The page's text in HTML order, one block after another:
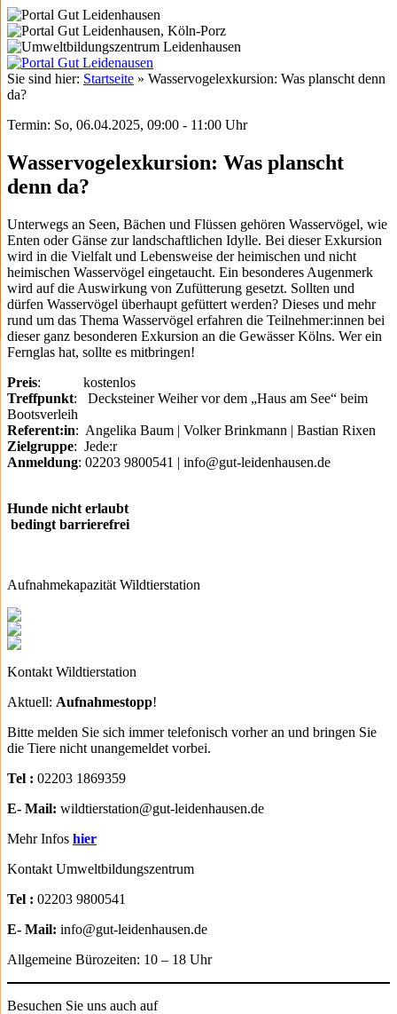
Sie sind hier: Startseite » Wasservogelexkursion: Was planscht denn
da?
Termin: So, 06.04.2025, 09:00 - 11:00 Uhr
Wasservogelexkursion: Was planscht
denn da?
Unterwegs an Seen, Bächen und Flüssen gehören Wasservögel, wie
Enten oder Gänse zur landschaftlichen Idylle. Bei dieser Exkursion
wird in die Vielfalt und Lebensweise der heimischen und nicht
heimischen Wasservögel eingetaucht. Ein besonderes Augenmerk
wird auf die Auswirkung von Zufütterung gesetzt. Sollten und
dürfen Wasservögel überhaupt gefüttert werden? Dieses und mehr
rund um das Thema Wasservögel erfahren die Teilnehmer:innen bei
dieser ganz besonderen Exkursion an die Gewässer Kölns. Wer ein
Fernglas hat, sollte es mitbringen!
Preis: kostenlos
Treffpunkt: Decksteiner Weiher vor dem „Haus am See“ beim
Bootsverleih
Referent:in: Angelika Baum | Volker Brinkmann | Bastian Rixen
Zielgruppe: Jede:r
Anmeldung: 02203 9800541 | info@gut-leidenhausen.de
Hunde nicht erlaubt
bedingt barrierefrei
Aufnahmekapazität Wildtierstation
Kontakt Wildtierstation
Aktuell: Aufnahmestopp!
Bitte melden Sie sich immer telefonisch vorher an und bringen Sie
die Tiere nicht unangemeldet vorbei.
Tel : 02203 1869359
E- Mail: wildtierstation@gut-leidenhausen.de
Mehr Infos hier
Kontakt Umweltbildungszentrum
Tel : 02203 9800541
E- Mail: info@gut-leidenhausen.de
Allgemeine Bürozeiten: 10 – 18 Uhr
Besuchen Sie uns auch auf